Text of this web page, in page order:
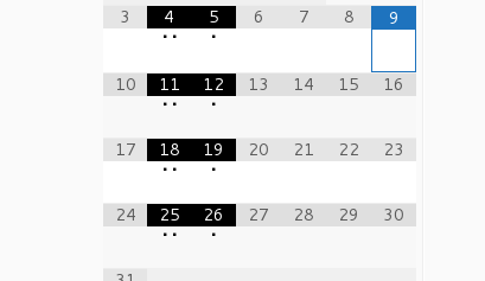
3
4
• •
5
•
6 7 8 9
10
11
• •
12
•
13 14 15 16
17
18
• •
19
•
20 21 22 23
24
25
• •
26
•
27 28 29 30